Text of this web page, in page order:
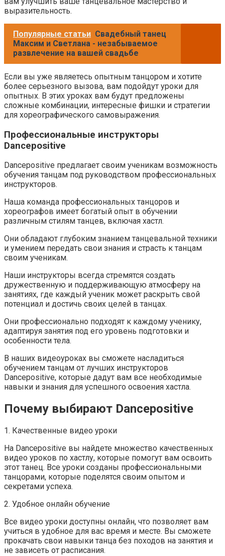
выразительность.
Популярные статьи Свадебный танец
Максим и Светлана - незабываемое
развлечение на вашей свадьбе
Если вы уже являетесь опытным танцором и хотите
более серьезного вызова, вам подойдут уроки для
опытных. В этих уроках вам будут предложены
сложные комбинации, интересные фишки и стратегии
для хореографического самовыражения.
Профессиональные инструкторы
Dancepositive
Dancepositive предлагает своим ученикам возможность
обучения танцам под руководством профессиональных
инструкторов.
Наша команда профессиональных танцоров и
хореографов имеет богатый опыт в обучении
различным стилям танцев, включая хастл.
Они обладают глубоким знанием танцевальной техники
и умением передать свои знания и страсть к танцам
своим ученикам.
Наши инструкторы всегда стремятся создать
дружественную и поддерживающую атмосферу на
занятиях, где каждый ученик может раскрыть свой
потенциал и достичь своих целей в танцах.
Они профессионально подходят к каждому ученику,
адаптируя занятия под его уровень подготовки и
особенности тела.
В наших видеоуроках вы сможете насладиться
обучением танцам от лучших инструкторов
Dancepositive, которые дадут вам все необходимые
навыки и знания для успешного освоения хастла.
Почему выбирают Dancepositive
1. Качественные видео уроки
На Dancepositive вы найдете множество качественных
видео уроков по хастлу, которые помогут вам освоить
этот танец. Все уроки созданы профессиональными
танцорами, которые поделятся своим опытом и
секретами успеха.
2. Удобное онлайн обучение
Все видео уроки доступны онлайн, что позволяет вам
учиться в удобное для вас время и месте. Вы сможете
прокачать свои навыки танца без походов на занятия и
не зависеть от расписания.